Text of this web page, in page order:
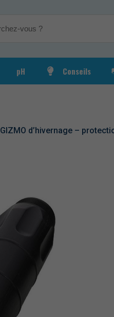
pH Conseils
GIZMO d’hivernage –